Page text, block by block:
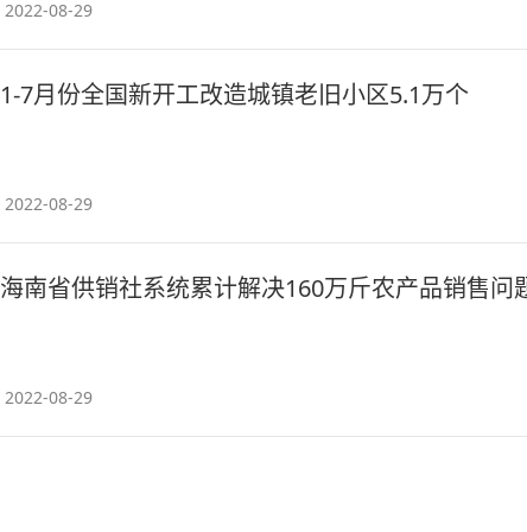
2022-08-29
1-7月份全国新开工改造城镇老旧小区5.1万个
2022-08-29
海南省供销社系统累计解决160万斤农产品销售问
2022-08-29